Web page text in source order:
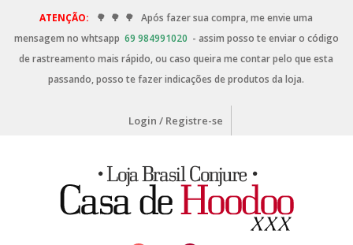
ATENÇÃO: 🌳 🌳 🌳 Após fazer sua compra, me envie uma
mensagem no whtsapp 69 984991020 - assim posso te enviar o código
de rastreamento mais rápido, ou caso queira me contar pelo que esta
passando, posso te fazer indicações de produtos da loja.
Login / Registre-se